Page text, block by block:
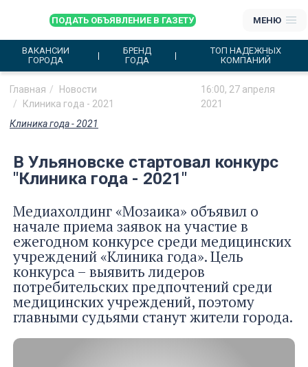
ПОДАТЬ ОБЪЯВЛЕНИЕ В ГАЗЕТУ МЕНЮ
ВАКАНСИИ
ГОРОДА
БРЕНД
ГОДА
ТОП НАДЕЖНЫХ
КОМПАНИЙ
Главная
Новости
Клиника года - 2021
16:00, 27 апреля
2021
Клиника года - 2021
В Ульяновске стартовал конкурс
"Клиника года - 2021"
Медиахолдинг «Мозаика» объявил о
начале приема заявок на участие в
ежегодном конкурсе среди медицинских
учреждений «Клиника года». Цель
конкурса – выявить лидеров
потребительских предпочтений среди
медицинских учреждений, поэтому
главными судьями станут жители города.